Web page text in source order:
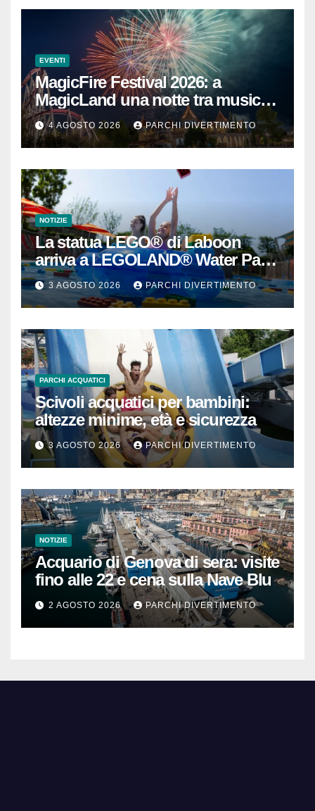
EVENTI
MagicFire Festival 2026: a
MagicLand una notte tra musica,
fuochi d’artificio e attrazioni
4 AGOSTO 2026 PARCHI DIVERTIMENTO
NOTIZIE
La statua LEGO® di Laboon
arriva a LEGOLAND® Water Park
Gardaland
3 AGOSTO 2026 PARCHI DIVERTIMENTO
PARCHI ACQUATICI
Scivoli acquatici per bambini:
altezze minime, età e sicurezza
3 AGOSTO 2026 PARCHI DIVERTIMENTO
NOTIZIE
Acquario di Genova di sera: visite
fino alle 22 e cena sulla Nave Blu
2 AGOSTO 2026 PARCHI DIVERTIMENTO